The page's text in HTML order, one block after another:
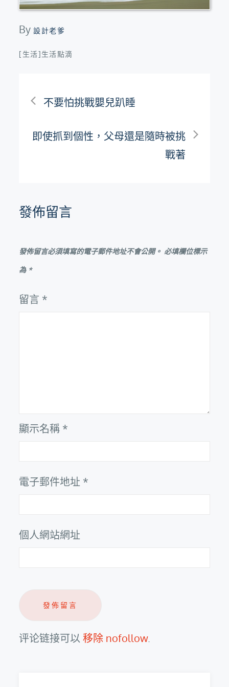
By設計老爹
[生活]生活點滴
文
章
不要怕挑戰嬰兒趴睡
即使抓到個性，父母還是隨時被挑
戰著
發佈留言
發佈留言必須填寫的電子郵件地址不會公開。 必填欄位標示
為 *
留言 *
顯示名稱 *
電子郵件地址 *
個人網站網址
评论链接可以移除 nofollow.